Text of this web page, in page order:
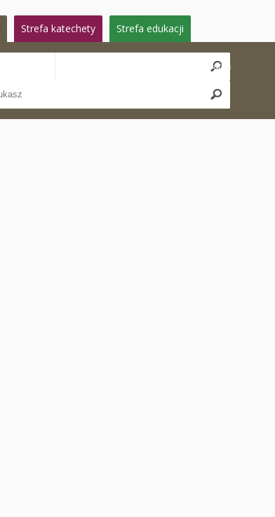
Strefa katechety Strefa edukacji
Search